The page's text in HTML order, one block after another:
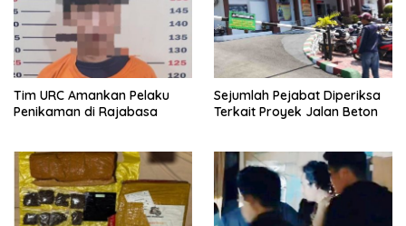
Tim URC Amankan Pelaku
Penikaman di Rajabasa
Sejumlah Pejabat Diperiksa
Terkait Proyek Jalan Beton